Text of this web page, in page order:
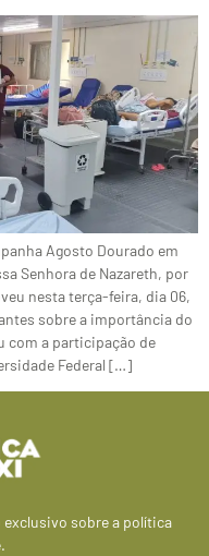
Agosto Dourado em
Senhora de Nazareth, por
nesta terça-feira, dia 06,
sobre a importância do
com a participação de
Federal […]
sobre a política